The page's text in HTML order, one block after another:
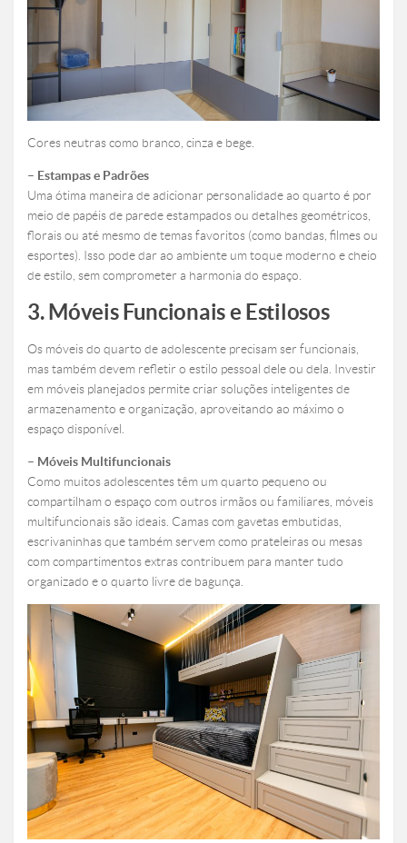
Cores neutras como branco, cinza e bege.
– Estampas e Padrões
Uma ótima maneira de adicionar personalidade ao quarto é por
meio de papéis de parede estampados ou detalhes geométricos,
florais ou até mesmo de temas favoritos (como bandas, filmes ou
esportes). Isso pode dar ao ambiente um toque moderno e cheio
de estilo, sem comprometer a harmonia do espaço.
3. Móveis Funcionais e Estilosos
Os móveis do quarto de adolescente precisam ser funcionais,
mas também devem refletir o estilo pessoal dele ou dela. Investir
em móveis planejados permite criar soluções inteligentes de
armazenamento e organização, aproveitando ao máximo o
espaço disponível.
– Móveis Multifuncionais
Como muitos adolescentes têm um quarto pequeno ou
compartilham o espaço com outros irmãos ou familiares, móveis
multifuncionais são ideais. Camas com gavetas embutidas,
escrivaninhas que também servem como prateleiras ou mesas
com compartimentos extras contribuem para manter tudo
organizado e o quarto livre de bagunça.